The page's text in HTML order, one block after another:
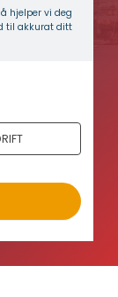
hjelper vi deg
til akkurat ditt